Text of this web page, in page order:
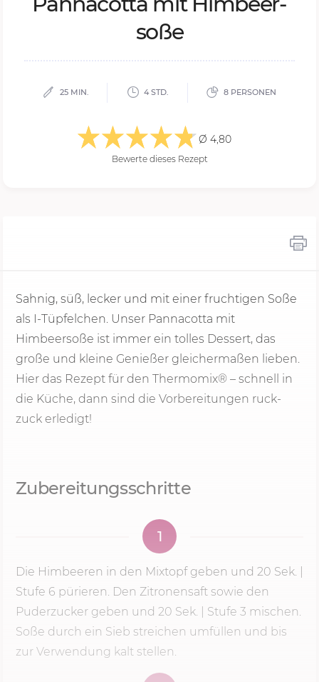
so­ße
25 MIN. 4 STD. 8 PERSONEN
Ø 4,80
Bewerte dieses Rezept
Sahnig, süß, lecker und mit einer fruchtigen Soße
als I-Tüpfelchen. Unser Pannacotta mit
Himbeersoße ist immer ein tolles Dessert, das
große und kleine Genießer gleichermaßen lieben.
Hier das Rezept für den Thermomix® – schnell in
die Küche, dann sind die Vorbereitungen ruck-
zuck erledigt!
Zubereitungsschritte
1
Die Himbeeren in den Mixtopf geben und 20 Sek.
Stufe 6 pürieren. Den Zitronensaft sowie den
Puderzucker geben und 20 Sek. | Stufe 3 mischen.
Soße durch ein Sieb streichen umfüllen und bis
zur Verwendung kalt stellen.